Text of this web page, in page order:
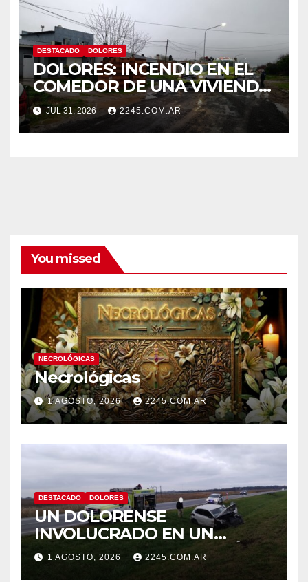
DESTACADO DOLORES
DOLORES: INCENDIO EN EL
COMEDOR DE UNA VIVIENDA
FUE CONTROLADO POR
BOMBEROS
JUL 31, 2026 2245.COM.AR
You missed
NECROLÓGICAS
Necrológicas
1 AGOSTO, 2026 2245.COM.AR
DESTACADO DOLORES
UN DOLORENSE
INVOLUCRADO EN UN
SINIESTRO QUE TERMINÓ
CON DESPISTE Y VUELCO
1 AGOSTO, 2026 2245.COM.AR